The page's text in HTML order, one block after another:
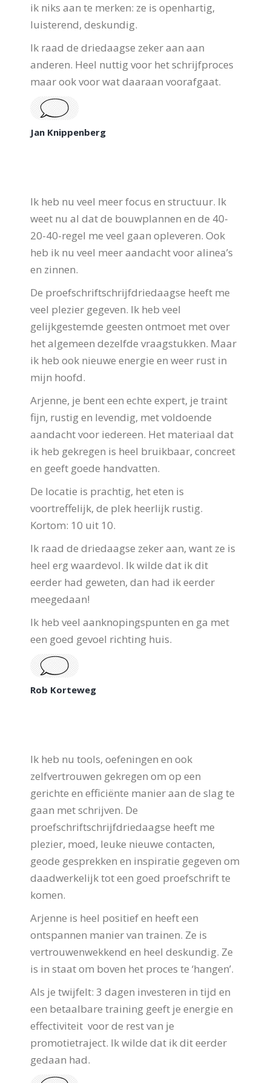
Jan Knippenberg
ik niks aan te merken: ze is openhartig,
luisterend, deskundig.
Ik raad de driedaagse zeker aan aan
anderen. Heel nuttig voor het schrijfproces
maar ook voor wat daaraan voorafgaat.
Rob Korteweg
Ik heb nu veel meer focus en structuur. Ik
weet nu al dat de bouwplannen en de 40-
20-40-regel me veel gaan opleveren. Ook
heb ik nu veel meer aandacht voor alinea’s
en zinnen.
De proefschriftschrijfdriedaagse heeft me
veel plezier gegeven. Ik heb veel
gelijkgestemde geesten ontmoet met over
het algemeen dezelfde vraagstukken. Maar
ik heb ook nieuwe energie en weer rust in
mijn hoofd.
Arjenne, je bent een echte expert, je traint
fijn, rustig en levendig, met voldoende
aandacht voor iedereen. Het materiaal dat
ik heb gekregen is heel bruikbaar, concreet
en geeft goede handvatten.
De locatie is prachtig, het eten is
voortreffelijk, de plek heerlijk rustig.
Kortom: 10 uit 10.
Ik raad de driedaagse zeker aan, want ze is
heel erg waardevol. Ik wilde dat ik dit
eerder had geweten, dan had ik eerder
meegedaan!
Ik heb veel aanknopingspunten en ga met
een goed gevoel richting huis.
Ik heb nu tools, oefeningen en ook
zelfvertrouwen gekregen om op een
gerichte en efficiënte manier aan de slag te
gaan met schrijven. De
proefschriftschrijfdriedaagse heeft me
plezier, moed, leuke nieuwe contacten,
geode gesprekken en inspiratie gegeven om
daadwerkelijk tot een goed proefschrift te
komen.
Arjenne is heel positief en heeft een
ontspannen manier van trainen. Ze is
vertrouwenwekkend en heel deskundig. Ze
is in staat om boven het proces te ‘hangen’.
Als je twijfelt: 3 dagen investeren in tijd en
een betaalbare training geeft je energie en
effectiviteit voor de rest van je
promotietraject. Ik wilde dat ik dit eerder
gedaan had.